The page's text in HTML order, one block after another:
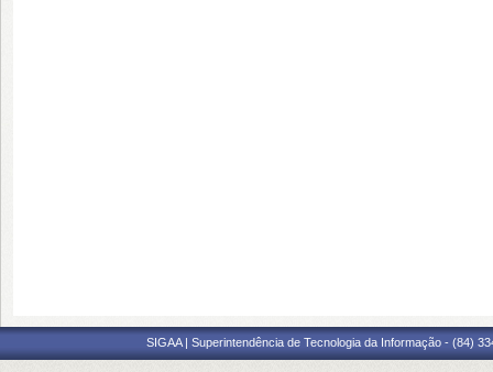
SIGAA | Superintendência de Tecnologia da Informação - (84)